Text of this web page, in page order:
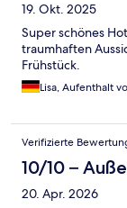
19. Okt. 2025
Super schönes
traumhaften
Frühstück.
Lisa, Aufenthalt
Verifizierte
10/10 –
20. Apr. 2026